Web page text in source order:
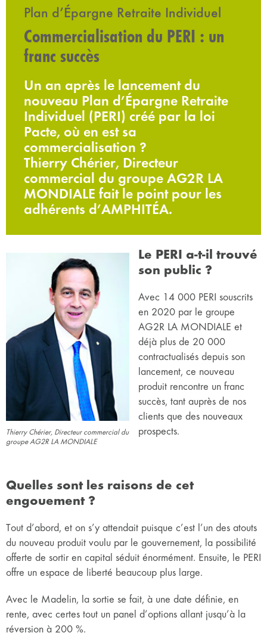
Plan d’Épargne Retraite Individuel
Commercialisation du PERI : un
franc succès
Un an après le lancement du
nouveau Plan d’Épargne Retraite
Individuel (PERI) créé par la loi
Pacte, où en est sa
commercialisation ?
Thierry Chérier, Directeur
commercial du groupe AG2R LA
MONDIALE fait le point pour les
adhérents d’AMPHITÉA.
Thierry Chérier, Directeur commercial du
groupe AG2R LA MONDIALE
Le PERI a-t-il trouvé
son public ?
Avec 14 000 PERI souscrits
en 2020 par le groupe
AG2R LA MONDIALE et
déjà plus de 20 000
contractualisés depuis son
lancement, ce nouveau
produit rencontre un franc
succès, tant auprès de nos
clients que des nouveaux
prospects.
Quelles sont les raisons de cet
engouement ?
Tout d’abord, et on s’y attendait puisque c’est l’un des atouts
du nouveau produit voulu par le gouvernement, la possibilité
offerte de sortir en capital séduit énormément. Ensuite, le PERI
offre un espace de liberté beaucoup plus large.
Avec le Madelin, la sortie se fait, à une date définie, en
rente, avec certes tout un panel d’options allant jusqu’à la
réversion à 200 %.